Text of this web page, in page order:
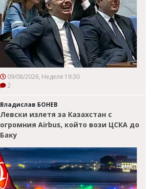
09/08/2026, Неделя 19:30
2
Владислав БОНЕВ
Левски излетя за Казахстан с
огромния Airbus, който вози ЦСКА до
Баку